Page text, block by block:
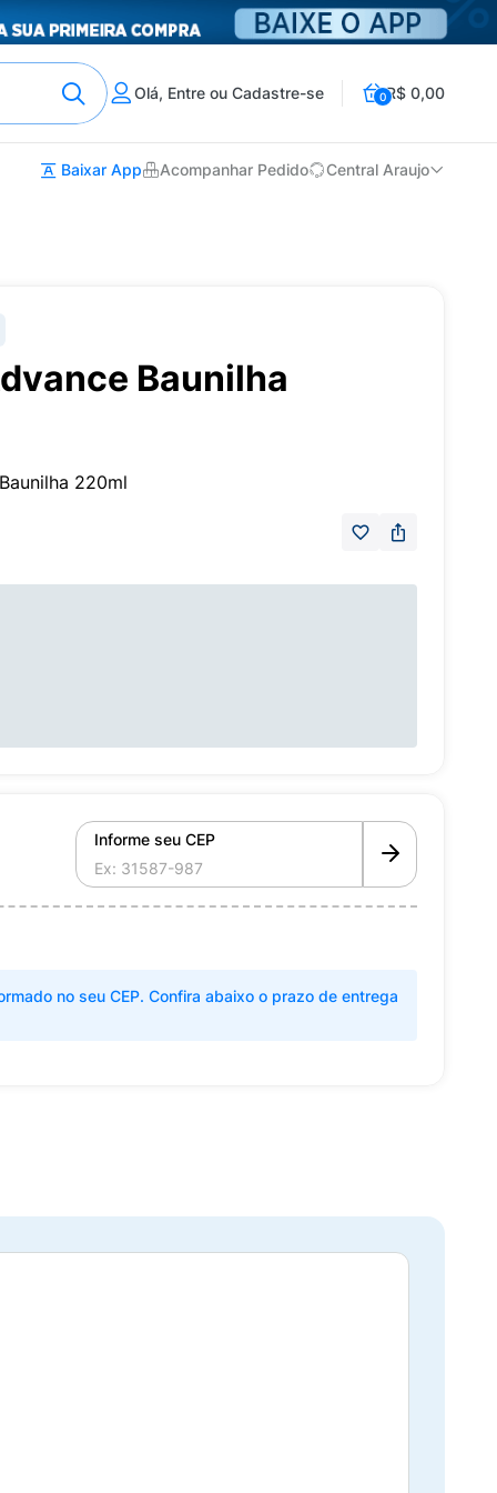
Olá, Entre ou Cadastre-se 0R$ 0,00
Baixar App Acompanhar Pedido Central Araujo
Baunilha
220ml
Informe seu CEP
no seu CEP. Confira abaixo o prazo de entrega